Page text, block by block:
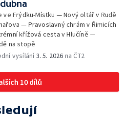
ve Frýdku-Místku — Nový oltář v Rudě
— Pravoslavný chrám v Řimicích
křížová cesta v Hlučíně —
na stopě
vysílání3. 5. 2026 na ČT2
10 dílů